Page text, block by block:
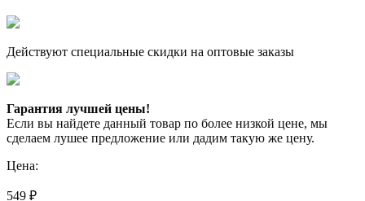
Действуют специальные скидки на оптовые заказы
Гарантия лучшей цены!
Если вы найдете данный товар по более низкой цене, мы
сделаем лушее предложение или дадим такую же цену.
Цена:
549 ₽